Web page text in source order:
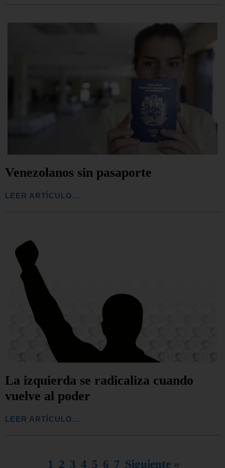
Venezolanos sin pasaporte
LEER ARTÍCULO...
La izquierda se radicaliza cuando
vuelve al poder
LEER ARTÍCULO...
1 2 3 4 5 6 7 Siguiente »